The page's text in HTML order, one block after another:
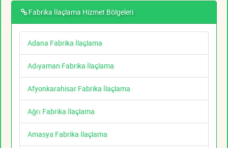
Fabrika İlaçlama Hizmet Bölgeleri
Adana Fabrika İlaçlama
Adıyaman Fabrika İlaçlama
Afyonkarahisar Fabrika İlaçlama
Ağrı Fabrika İlaçlama
Amasya Fabrika İlaçlama